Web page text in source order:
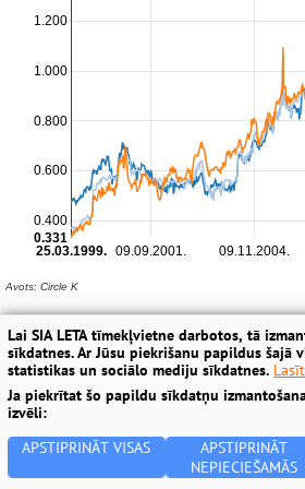
Lai SIA LETA tīmekļvietne darbotos, tā
sīkdatnes. Ar Jūsu piekrišanu papildus šajā
statistikas un sociālo mediju sīkdatnes.
Ja piekrītat šo papildu sīkdatņu
izvēli:
APSTIPRINĀT VISAS
APSTIPRINĀT
NEPIECIEŠAMĀS